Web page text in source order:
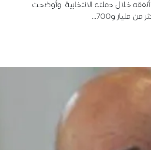
خلال حملته الانتخابية. وأوضحت
مليار و700…